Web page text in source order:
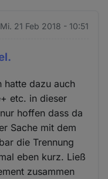
Mi. 21 Feb 2018 - 10:51
hatte dazu auch
etc. in dieser
hoffen dass da
Sache mit dem
die Trennung
eben kurz. Ließ
zusammen